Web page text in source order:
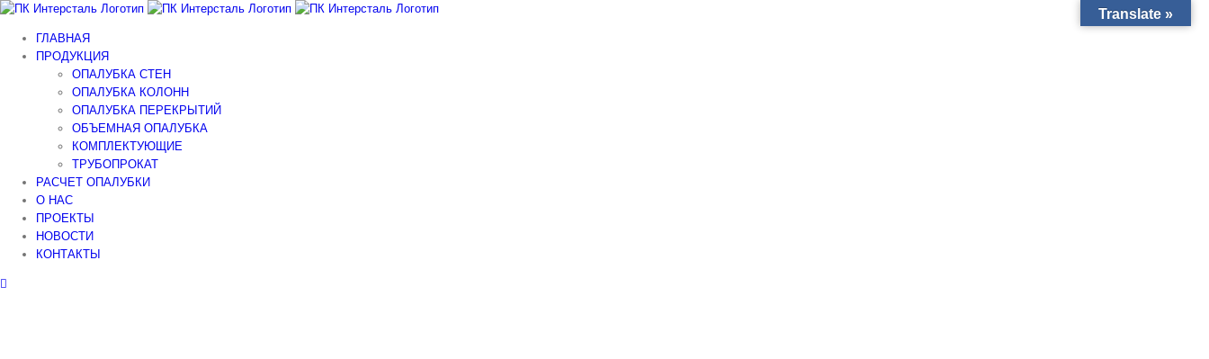
Skip
contentГЛАВНАЯ
ПРОДУКЦИЯ
ОПАЛУБКА СТЕН
ОПАЛУБКА КОЛОНН
ОПАЛУБКА ПЕРЕКРЫТИЙ
ОБЪЕМНАЯ ОПАЛУБКА
КОМПЛЕКТУЮЩИЕ
ТРУБОПРОКАТ
РАСЧЕТ ОПАЛУБКИ
О НАС
ПРОЕКТЫ
НОВОСТИ
КОНТАКТЫ
Translate »